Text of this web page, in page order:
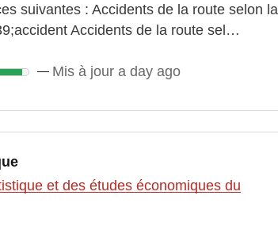
suivantes : Accidents de la route selon la
Accidents de la route sel…
Mis à jour a day ago
et des études économiques du